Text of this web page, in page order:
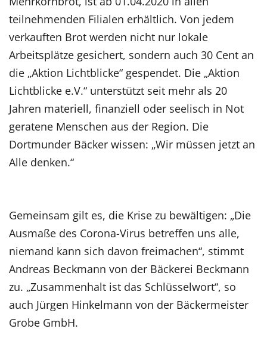
teilnehmenden Filialen erhältlich. Von jedem
verkauften Brot werden nicht nur lokale
Arbeitsplätze gesichert, sondern auch 30 Cent an
die „Aktion Lichtblicke“ gespendet. Die „Aktion
Lichtblicke e.V.“ unterstützt seit mehr als 20
Jahren materiell, finanziell oder seelisch in Not
geratene Menschen aus der Region. Die
Dortmunder Bäcker wissen: „Wir müssen jetzt an
Alle denken.“
Gemeinsam gilt es, die Krise zu bewältigen: „Die
Ausmaße des Corona-Virus betreffen uns alle,
niemand kann sich davon freimachen“, stimmt
Andreas Beckmann von der Bäckerei Beckmann
zu. „Zusammenhalt ist das Schlüsselwort“, so
auch Jürgen Hinkelmann von der Bäckermeister
Grobe GmbH.